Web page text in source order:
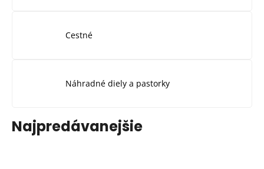
Cestné
Náhradné diely a pastorky
Najpredávanejšie